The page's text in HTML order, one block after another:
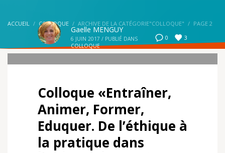
ACCUEIL COLLOQUE ARCHIVE DE LA CATÉGORIE"COLLOQUE" PAGE 2
0 3
Gaelle MENGUY
6 JUIN 2017 / PUBLIÉ DANS
COLLOQUE
Colloque «Entraîner,
Animer, Former,
Eduquer. De l’éthique à
la pratique dans